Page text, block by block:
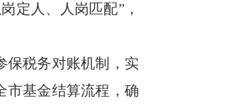
定人、人岗匹配”，
保税务对账机制，实
市基金结算流程，确